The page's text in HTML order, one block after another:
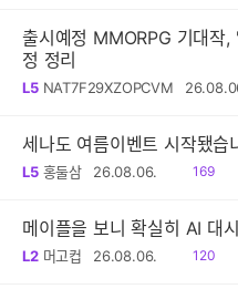
출시예정 MMORPG 기대작
정 정리
L5 NAT7F29XZOPCVM
세나도 여름이벤트 시작됐습
L5 홍둘삼 26.08.06.
읽
169
메이플을 보니 확실히 AI 대
L2 머고컵 26.08.06.
읽
120